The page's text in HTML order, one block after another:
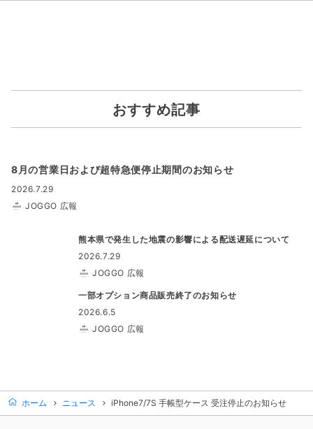
おすすめ記事
8月の営業日および超特急便停止期間のお知らせ
2026.7.29
JOGGO 広報
熊本県で発生した地震の影響による配送遅延について
2026.7.29
JOGGO 広報
一部オプション商品販売終了のお知らせ
2026.6.5
JOGGO 広報
ホーム ニュース iPhone7/7S 手帳型ケース 受注停止のお知らせ